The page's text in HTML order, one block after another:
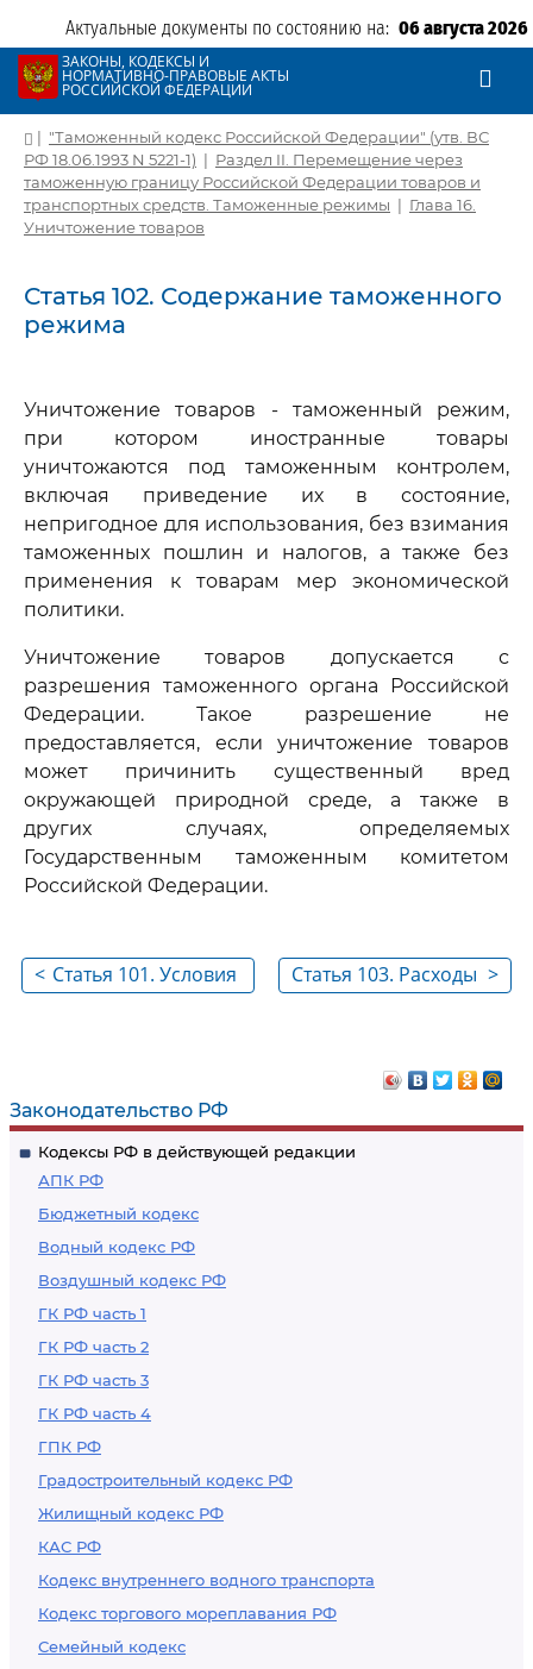
Актуальные документы по состоянию на: 06 августа 2026
ЗАКОНЫ, КОДЕКСЫ И
НОРМАТИВНО-ПРАВОВЫЕ АКТЫ
РОССИЙСКОЙ ФЕДЕРАЦИИ
Законодательство РФ
Кодексы РФ в действующей редакции
АПК РФ
Бюджетный кодекс
Водный кодекс РФ
Воздушный кодекс РФ
ГК РФ часть 1
ГК РФ часть 2
ГК РФ часть 3
ГК РФ часть 4
ГПК РФ
Градостроительный кодекс РФ
Жилищный кодекс РФ
КАС РФ
Кодекс внутреннего водного транспорта
Кодекс торгового мореплавания РФ
Семейный кодекс
| "Таможенный кодекс Российской Федерации" (утв. ВС
РФ 18.06.1993 N 5221-1) | Раздел II. Перемещение через
таможенную границу Российской Федерации товаров и
транспортных средств. Таможенные режимы | Глава 16.
Уничтожение товаров
Статья 102. Содержание таможенного
режима
Уничтожение товаров - таможенный режим,
при котором иностранные товары
уничтожаются под таможенным контролем,
включая приведение их в состояние,
непригодное для использования, без взимания
таможенных пошлин и налогов, а также без
применения к товарам мер экономической
политики.
Уничтожение товаров допускается с
разрешения таможенного органа Российской
Федерации. Такое разрешение не
предоставляется, если уничтожение товаров
может причинить существенный вред
окружающей природной среде, а также в
других случаях, определяемых
Государственным таможенным комитетом
Российской Федерации.
< Статья 101. Условия
>
Статья 103. Расходы